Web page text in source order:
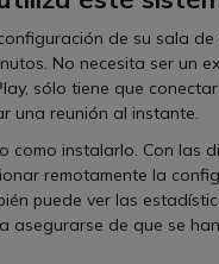
de su sala
No necesita ser un
sólo tiene que
una reunión al instante.
como instalarlo. Con las
remotamente la
puede ver las
asegurarse de que se